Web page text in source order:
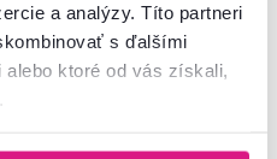
a analýzy. Títo partneri
s ďalšími
ktoré od vás získali,